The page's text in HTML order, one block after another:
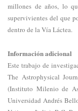
millones de años, lo
supervivientes del que
dentro de la Vía Láctea.
Información adicional
Este trabajo de
The Astrophysical
(Instituto Milenio de
Universidad Andrés